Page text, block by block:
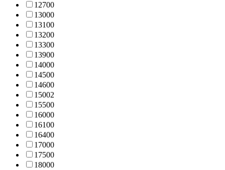
12700
13000
13100
13200
13300
13900
14000
14500
14600
15002
15500
16000
16100
16400
17000
17500
18000